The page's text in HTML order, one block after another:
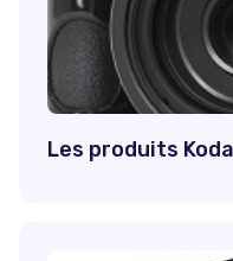
Les produits